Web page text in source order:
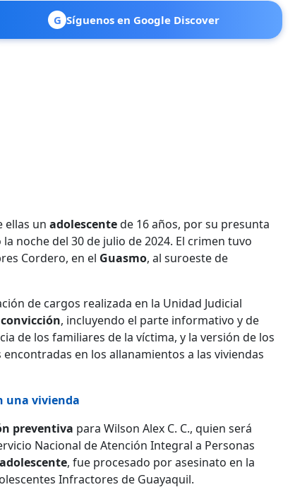
G Síguenos en Google Discover
ellas un adolescentede 16 años, por su presunta
noche del 30 de julio de 2024. El crimen tuvo
Cordero, en el Guasmo, al suroeste de
de cargos realizada en la Unidad Judicial
, incluyendo el parte informativo y de
de los familiares de la víctima, y la versión de los
en los allanamientos a las viviendas
una vivienda
preventiva para Wilson Alex C. C., quien será
Nacional de Atención Integral a Personas
adolescente, fue procesado por asesinato en la
Infractores de Guayaquil.